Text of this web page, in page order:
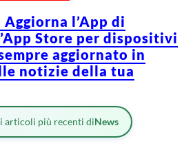
l’App di
Store per dispositivi
aggiornato in
notizie della tua
articoli più recenti diNews